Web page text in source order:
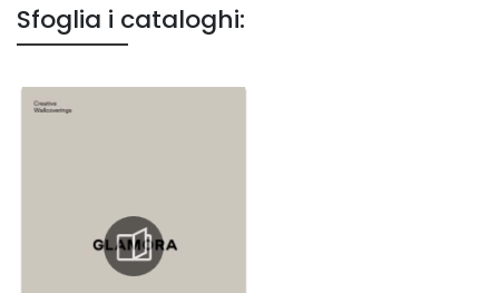
Sfoglia i cataloghi: